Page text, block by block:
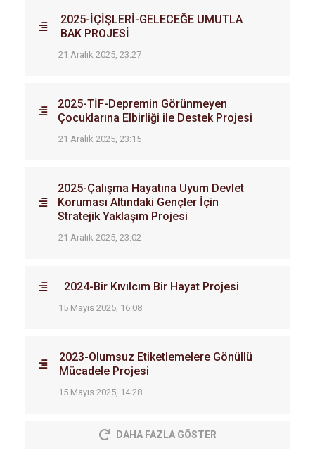
2025-İÇİŞLERİ-GELECEĞE UMUTLA
BAK PROJESİ
21 Aralık 2025, 23:27
2025-TİF-Depremin Görünmeyen
Çocuklarına Elbirliği ile Destek Projesi
21 Aralık 2025, 23:15
2025-Çalışma Hayatına Uyum Devlet
Koruması Altındaki Gençler İçin
Stratejik Yaklaşım Projesi
21 Aralık 2025, 23:02
2024-Bir Kıvılcım Bir Hayat Projesi
15 Mayıs 2025, 16:08
2023-Olumsuz Etiketlemelere Gönüllü
Mücadele Projesi
15 Mayıs 2025, 14:28
DAHA FAZLA GÖSTER